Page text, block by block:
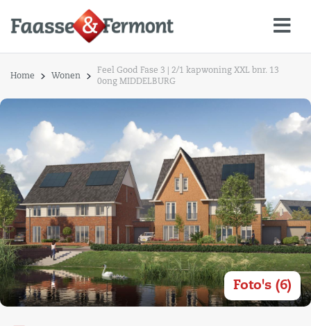
Home Wonen
Feel Good Fase 3 | 2/1 kapwoning XXL bnr. 13
0ong MIDDELBURG
Foto's (6)